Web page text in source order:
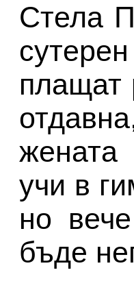
Стела
плащат
жената
учи в
но
бъде